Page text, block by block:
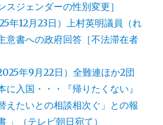
スジェンダーの性別変更］
年12月23日）上村英明議員（れ
意書への政府回答［不法滞在者
年9月22日）全難連ほか2団
に入国・・・『帰りたくない』
えたいとの相談相次ぐ」との報
」（テレビ朝日宛て）